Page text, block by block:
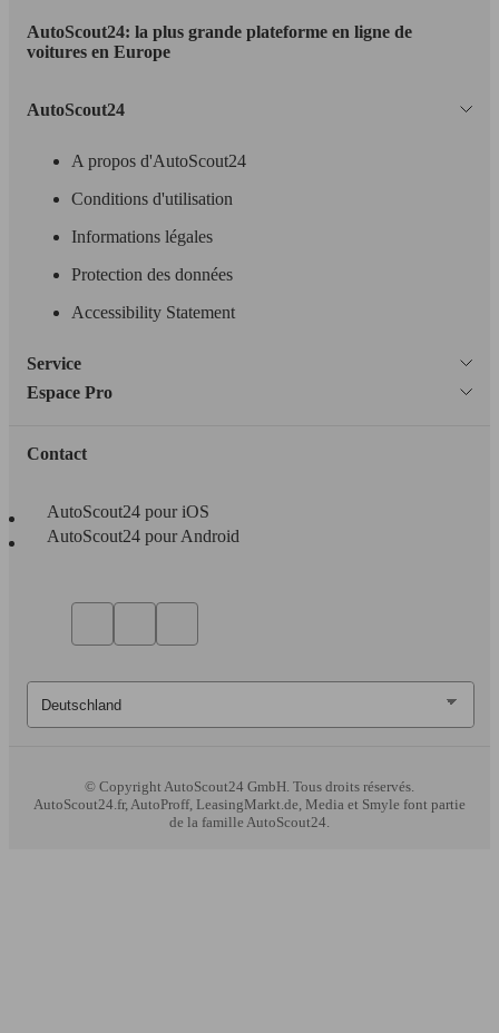
Leistung
Outlander 2005 2.0
Outlander 2005 2.0 Turbo
Ø
AutoScout24: la plus grande plateforme en ligne de
voitures en Europe
AutoScout24
A propos d'AutoScout24
Conditions d'utilisation
Informations légales
Protection des données
Accessibility Statement
Service
Espace Pro
Contact
AutoScout24 pour iOS
AutoScout24 pour Android
© CopyrightAutoScout24 GmbH. Tous droits réservés.
AutoScout24.fr, AutoProff, LeasingMarkt.de, Media et Smyle font partie
de la famille AutoScout24.